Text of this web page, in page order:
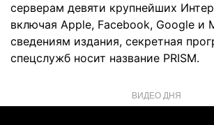
серверам девяти крупнейших
включая Apple, Facebook, Google и
сведениям издания, секретная
спецслужб носит название PRISM.
ВИДЕО ДНЯ